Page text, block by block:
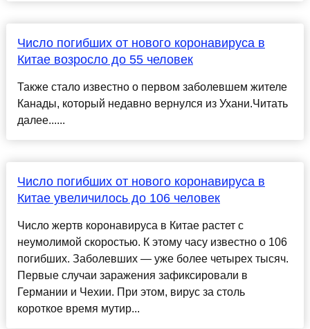
Число погибших от нового коронавируса в
Китае возросло до 55 человек
Также стало известно о первом заболевшем жителе
Канады, который недавно вернулся из Ухани.Читать
далее......
Число погибших от нового коронавируса в
Китае увеличилось до 106 человек
Число жертв коронавируса в Китае растет с
неумолимой скоростью. К этому часу известно о 106
погибших. Заболевших — уже более четырех тысяч.
Первые случаи заражения зафиксировали в
Германии и Чехии. При этом, вирус за столь
короткое время мутир...